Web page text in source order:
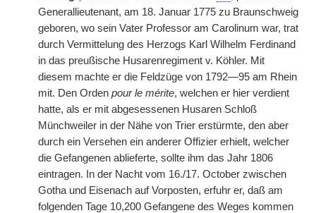
Generallieutenant, am 18. Januar 1775 zu Braunschweig
geboren, wo sein Vater Professor am Carolinum war, trat
durch Vermittelung des Herzogs Karl Wilhelm Ferdinand
in das preußische Husarenregiment v. Köhler. Mit
diesem machte er die Feldzüge von 1792—95 am Rhein
mit. Den Orden pour le mérite, welchen er hier verdient
hatte, als er mit abgesessenen Husaren Schloß
Münchweiler in der Nähe von Trier erstürmte, den aber
durch ein Versehen ein anderer Offizier erhielt, welcher
die Gefangenen ablieferte, sollte ihm das Jahr 1806
eintragen. In der Nacht vom 16./17. October zwischen
Gotha und Eisenach auf Vorposten, erfuhr er, daß am
folgenden Tage 10,200 Gefangene des Weges kommen